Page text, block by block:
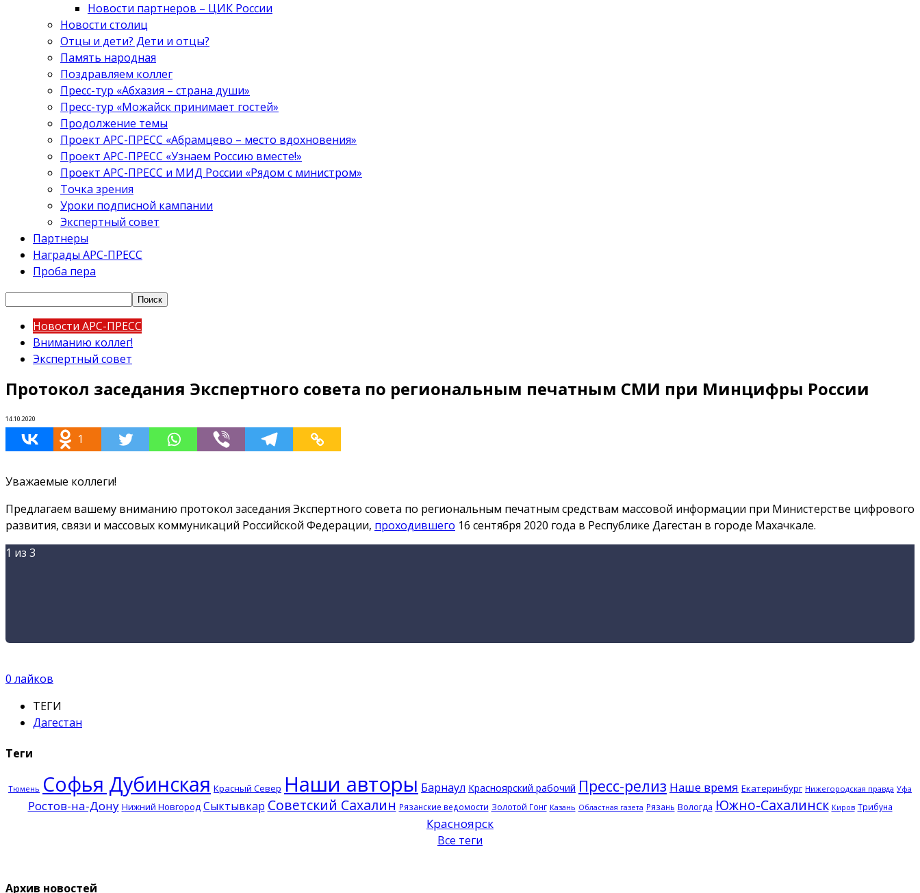
Новости партнеров – ЦИК России
Новости столиц
Отцы и дети? Дети и отцы?
Память народная
Поздравляем коллег
Пресс-тур «Абхазия – страна души»
Пресс-тур «Можайск принимает гостей»
Продолжение темы
Проект АРС-ПРЕСС «Абрамцево – место вдохновения»
Проект АРС-ПРЕСС «Узнаем Россию вместе!»
Проект АРС-ПРЕСС и МИД России «Рядом с министром»
Точка зрения
Уроки подписной кампании
Экспертный совет
Партнеры
Награды АРС-ПРЕСС
Проба пера
Новости АРС-ПРЕСС
Вниманию коллег!
Экспертный совет
Протокол заседания Экспертного совета по региональным печатным СМИ при Минцифры России
14.10.2020
1
Уважаемые коллеги!
Предлагаем вашему вниманию протокол заседания Экспертного совета по региональным печатным средствам массовой информации при Министерстве цифрового
развития, связи и массовых коммуникаций Российской Федерации, проходившего 16 сентября 2020 года в Республике Дагестан в городе Махачкале.
1 из 3
0 лайков
ТЕГИ
Дагестан
Теги
Тюмень Софья Дубинская Красный Север Наши авторы Барнаул Красноярский рабочий Пресс-релиз Наше время Екатеринбург Нижегородская правда Уфа
Ростов-на-Дону Нижний Новгород Сыктывкар Советский Сахалин Рязанские ведомости Золотой Гонг Казань Областная газета Рязань Вологда Южно-Сахалинск Киров Трибуна
Красноярск
Все теги
Архив новостей